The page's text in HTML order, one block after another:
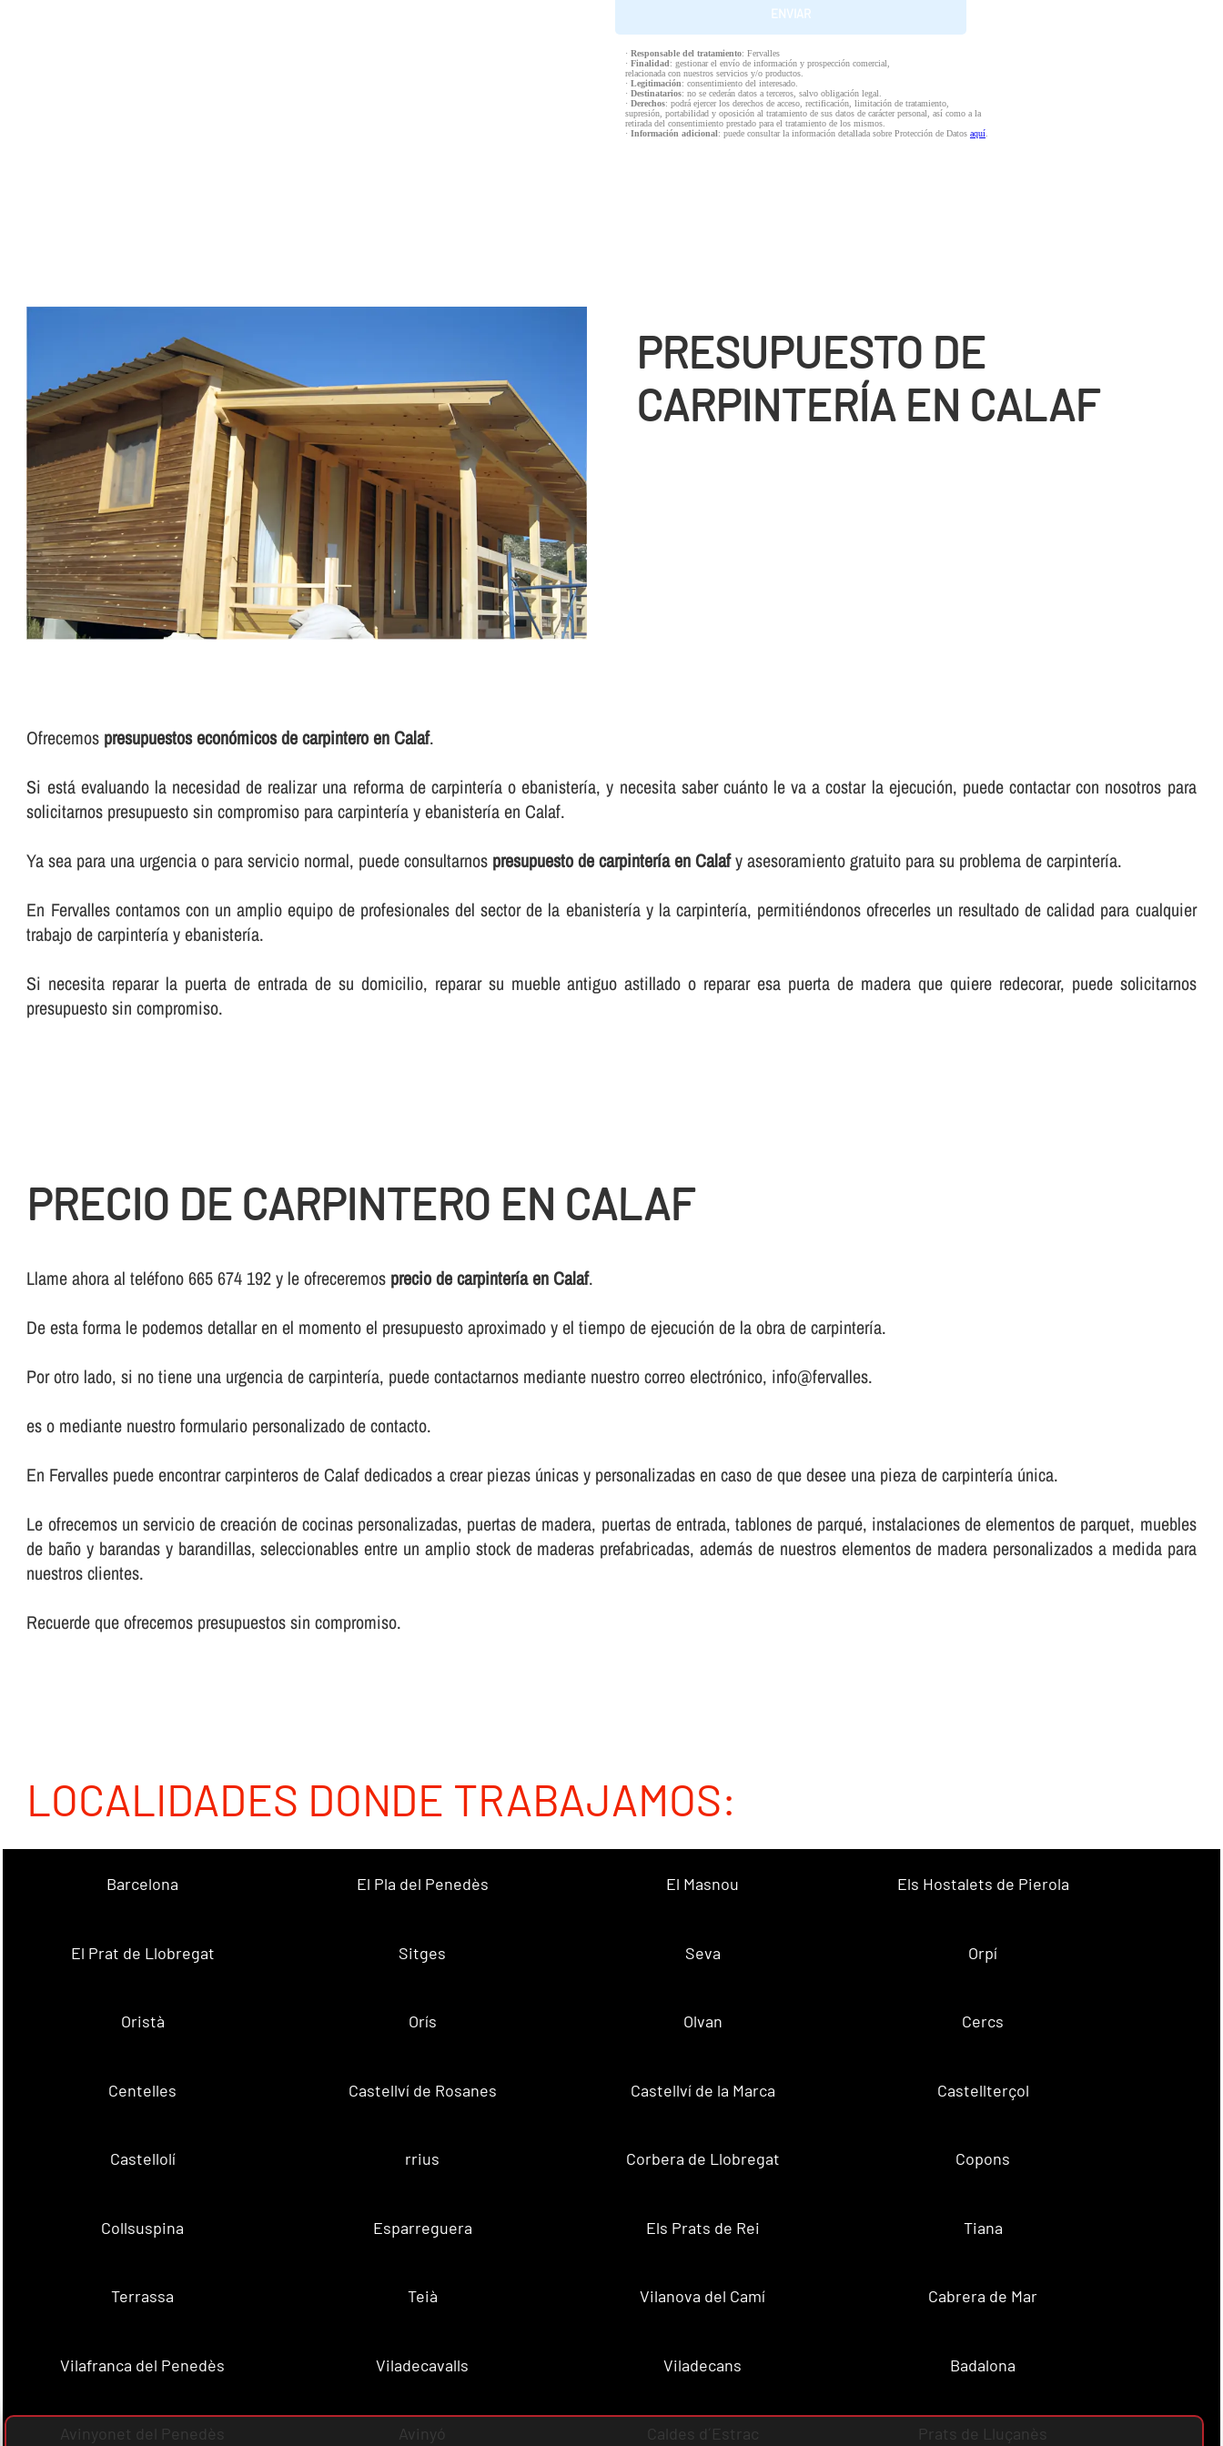
· Responsable del tratamiento: Fervalles
· Finalidad: gestionar el envío de información y prospección comercial,
relacionada con nuestros servicios y/o productos.
· Legitimación: consentimiento del interesado.
· Destinatarios: no se cederán datos a terceros, salvo obligación legal.
· Derechos: podrá ejercer los derechos de acceso, rectificación, limitación de tratamiento,
supresión, portabilidad y oposición al tratamiento de sus datos de carácter personal, así como a la
retirada del consentimiento prestado para el tratamiento de los mismos.
· Información adicional: puede consultar la información detallada sobre Protección de Datos aquí.
PRESUPUESTO DE
CARPINTERÍ­A EN CALAF
Ofrecemos presupuestos económicos de carpintero en Calaf.
Si está evaluando la necesidad de realizar una reforma de carpinterí­a o ebanisterí­a, y necesita saber cuánto le va a costar la ejecución, puede contactar con nosotros para
solicitarnos presupuesto sin compromiso para carpinterí­a y ebanisterí­a en Calaf.
Ya sea para una urgencia o para servicio normal, puede consultarnos presupuesto de carpinterí­a en Calafy asesoramiento gratuito para su problema de carpinterí­a.
En Fervalles contamos con un amplio equipo de profesionales del sector de la ebanisterí­a y la carpinterí­a, permitiéndonos ofrecerles un resultado de calidad para cualquier
trabajo de carpinterí­a y ebanisterí­a.
Si necesita reparar la puerta de entrada de su domicilio, reparar su mueble antiguo astillado o reparar esa puerta de madera que quiere redecorar, puede solicitarnos
presupuesto sin compromiso.
PRECIO DE CARPINTERO EN CALAF
Llame ahora al teléfono 665 674 192 y le ofreceremos precio de carpinterí­a en Calaf.
De esta forma le podemos detallar en el momento el presupuesto aproximado y el tiempo de ejecución de la obra de carpinterí­a.
Por otro lado, si no tiene una urgencia de carpinterí­a, puede contactarnos mediante nuestro correo electrónico, info@fervalles.
es o mediante nuestro formulario personalizado de contacto.
En Fervalles puede encontrar carpinteros de Calaf dedicados a crear piezas únicas y personalizadas en caso de que desee una pieza de carpinterí­a única.
Le ofrecemos un servicio de creación de cocinas personalizadas, puertas de madera, puertas de entrada, tablones de parqué, instalaciones de elementos de parquet, muebles
de baño y barandas y barandillas, seleccionables entre un amplio stock de maderas prefabricadas, además de nuestros elementos de madera personalizados a medida para
nuestros clientes.
Recuerde que ofrecemos presupuestos sin compromiso.
LOCALIDADES DONDE TRABAJAMOS:
Barcelona El Pla del Penedès El Masnou Els Hostalets de Pierola
El Prat de Llobregat Sitges Seva Orpí
Oristà Orís Olvan Cercs
Centelles Castellví de Rosanes Castellví de la Marca Castellterçol
Castellolí rrius Corbera de Llobregat Copons
Collsuspina Esparreguera Els Prats de Rei Tiana
Terrassa Teià Vilanova del Camí Cabrera de Mar
Vilafranca del Penedès Viladecavalls Viladecans Badalona
Avinyonet del Penedès Avinyó Caldes d´Estrac Prats de Lluçanès